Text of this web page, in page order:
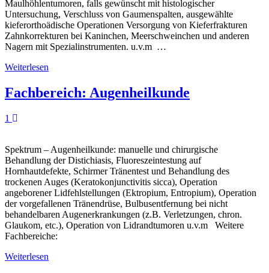
Maulhöhlentumoren, falls gewünscht mit histologischer
Untersuchung, Verschluss von Gaumenspalten, ausgewählte
kieferorthoädische Operationen Versorgung von Kieferfrakturen
Zahnkorrekturen bei Kaninchen, Meerschweinchen und anderen
Nagern mit Spezialinstrumenten. u.v.m …
Weiterlesen
Fachbereich: Augenheilkunde
1
Spektrum – Augenheilkunde: manuelle und chirurgische
Behandlung der Distichiasis, Fluoreszeintestung auf
Hornhautdefekte, Schirmer Tränentest und Behandlung des
trockenen Auges (Keratokonjunctivitis sicca), Operation
angeborener Lidfehlstellungen (Ektropium, Entropium), Operation
der vorgefallenen Tränendrüse, Bulbusentfernung bei nicht
behandelbaren Augenerkrankungen (z.B. Verletzungen, chron.
Glaukom, etc.), Operation von Lidrandtumoren u.v.m Weitere
Fachbereiche:
Weiterlesen